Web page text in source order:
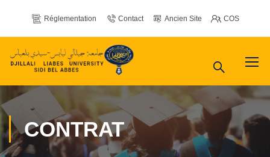
Réglementation Contact Ancien Site COS
CONTRAT